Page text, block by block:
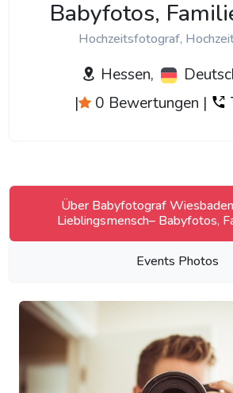
Babyfotos,
Hochzeitsfotograf,
Hessen,
|
0 Bewertungen |
Über Babyfotograf
Lieblingsmensch– Babyfotos,
Events Photos